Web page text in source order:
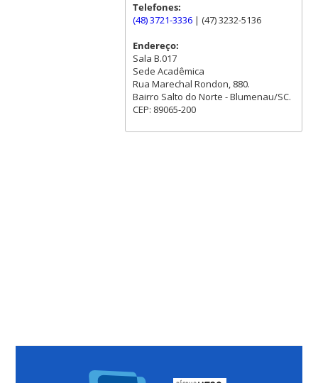
Telefones:
(48) 3721-3336| (47) 3232-5136
Endereço:
Sala B.017
Sede Acadêmica
Rua Marechal Rondon, 880.
Bairro Salto do Norte - Blumenau/SC.
CEP: 89065-200